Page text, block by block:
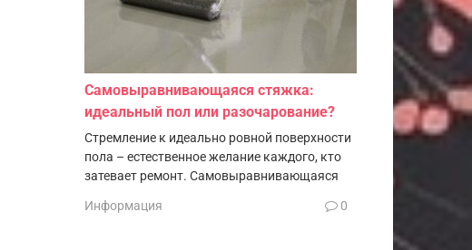
Самовыравнивающаяся стяжка:
идеальный пол или разочарование?
Стремление к идеально ровной поверхности
пола – естественное желание каждого, кто
затевает ремонт. Самовыравнивающаяся
Информация 0